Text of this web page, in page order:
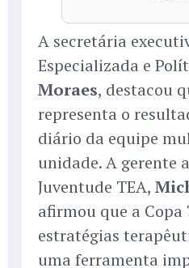
A secretária
Especializada e
Moraes, destacou
representa o
diário da equipe
unidade. A gerente
Juventude TEA,
afirmou que a Copa
estratégias
uma ferramenta